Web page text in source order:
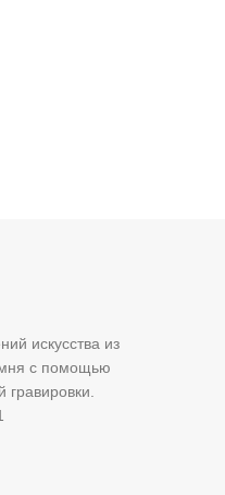
искусства из
с помощью
гравировки.